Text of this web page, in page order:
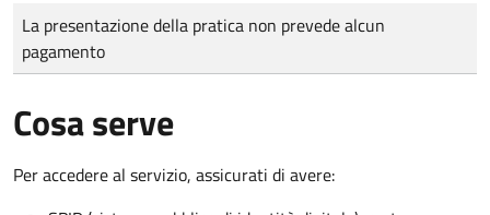
Tipo di pagamento
Importo
La presentazione della pratica non prevede alcun
pagamento
Cosa serve
Per accedere al servizio, assicurati di avere: